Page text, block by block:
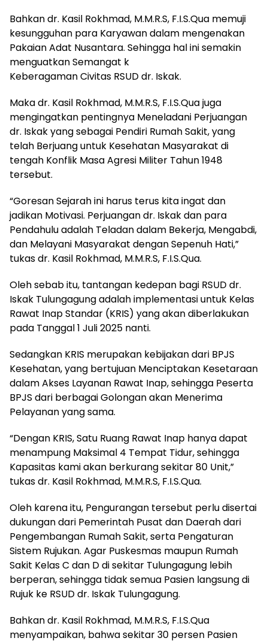
Bahkan dr. Kasil Rokhmad, M.M.R.S, F.I.S.Qua memuji
kesungguhan para Karyawan dalam mengenakan
Pakaian Adat Nusantara. Sehingga hal ini semakin
menguatkan Semangat k
Keberagaman Civitas RSUD dr. Iskak.
Maka dr. Kasil Rokhmad, M.M.R.S, F.I.S.Qua juga
mengingatkan pentingnya Meneladani Perjuangan
dr. Iskak yang sebagai Pendiri Rumah Sakit, yang
telah Berjuang untuk Kesehatan Masyarakat di
tengah Konflik Masa Agresi Militer Tahun 1948
tersebut.
“Goresan Sejarah ini harus terus kita ingat dan
jadikan Motivasi. Perjuangan dr. Iskak dan para
Pendahulu adalah Teladan dalam Bekerja, Mengabdi,
dan Melayani Masyarakat dengan Sepenuh Hati,”
tukas dr. Kasil Rokhmad, M.M.R.S, F.I.S.Qua.
Oleh sebab itu, tantangan kedepan bagi RSUD dr.
Iskak Tulungagung adalah implementasi untuk Kelas
Rawat Inap Standar (KRIS) yang akan diberlakukan
pada Tanggal 1 Juli 2025 nanti.
Sedangkan KRIS merupakan kebijakan dari BPJS
Kesehatan, yang bertujuan Menciptakan Kesetaraan
dalam Akses Layanan Rawat Inap, sehingga Peserta
BPJS dari berbagai Golongan akan Menerima
Pelayanan yang sama.
“Dengan KRIS, Satu Ruang Rawat Inap hanya dapat
menampung Maksimal 4 Tempat Tidur, sehingga
Kapasitas kami akan berkurang sekitar 80 Unit,”
tukas dr. Kasil Rokhmad, M.M.R.S, F.I.S.Qua.
Oleh karena itu, Pengurangan tersebut perlu disertai
dukungan dari Pemerintah Pusat dan Daerah dari
Pengembangan Rumah Sakit, serta Pengaturan
Sistem Rujukan. Agar Puskesmas maupun Rumah
Sakit Kelas C dan D di sekitar Tulungagung lebih
berperan, sehingga tidak semua Pasien langsung di
Rujuk ke RSUD dr. Iskak Tulungagung.
Bahkan dr. Kasil Rokhmad, M.M.R.S, F.I.S.Qua
menyampaikan, bahwa sekitar 30 persen Pasien